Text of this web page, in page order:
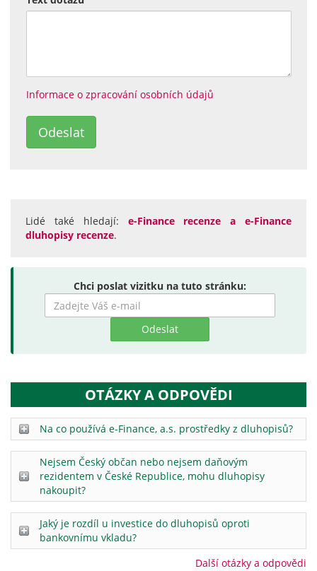
Informace o zpracování osobních údajů
Lidé také hledají: e-Finance recenze a e-Finance
dluhopisy recenze.
Chci poslat vizitku na tuto stránku:
Zadejte
hledaný
OTÁZKY A ODPOVĚDI
Na co používá e-Finance, a.s. prostředky z dluhopisů?
Nejsem Český občan nebo nejsem daňovým
rezidentem v České Republice, mohu dluhopisy
nakoupit?
Jaký je rozdíl u investice do dluhopisů oproti
bankovnímu vkladu?
Další otázky a odpovědi